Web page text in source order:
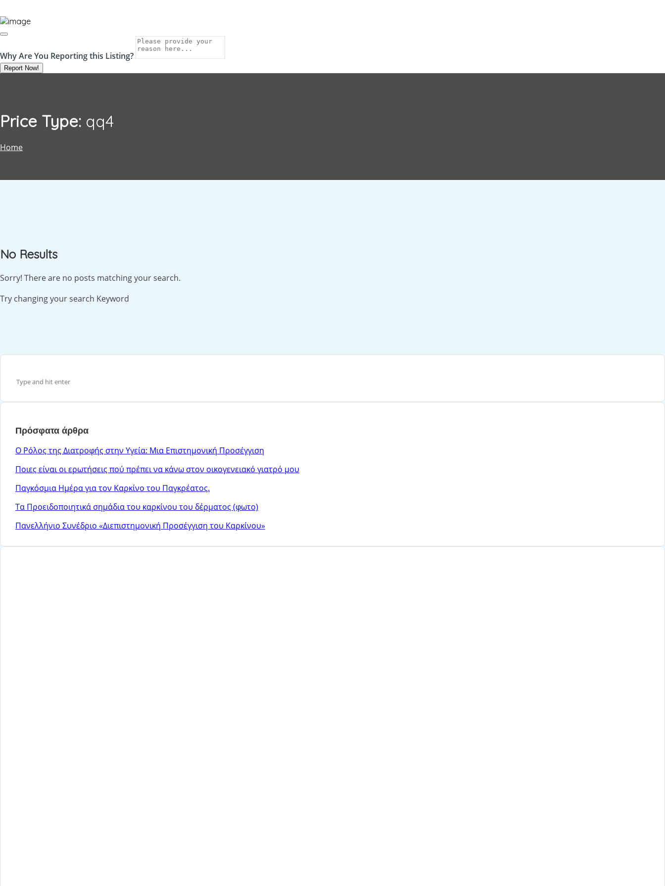
Why Are You Reporting this Listing?
Report Now!
Price Type: qq4
Home
No Results
Sorry! There are no posts matching your search.
Try changing your search Keyword
Πρόσφατα άρθρα
Ο Ρόλος της Διατροφής στην Υγεία: Μια Επιστημονική Προσέγγιση
Ποιες είναι οι ερωτήσεις πού πρέπει να κάνω στον οικογενειακό γιατρό μου
Παγκόσμια Ημέρα για τον Καρκίνο του Παγκρέατος.
Τα Προειδοποιητικά σημάδια του καρκίνου του δέρματος (φωτο)
Πανελλήνιο Συνέδριο «Διεπιστημονική Προσέγγιση του Καρκίνου»